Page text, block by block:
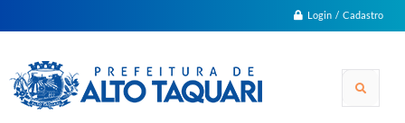
Login / Cadastro